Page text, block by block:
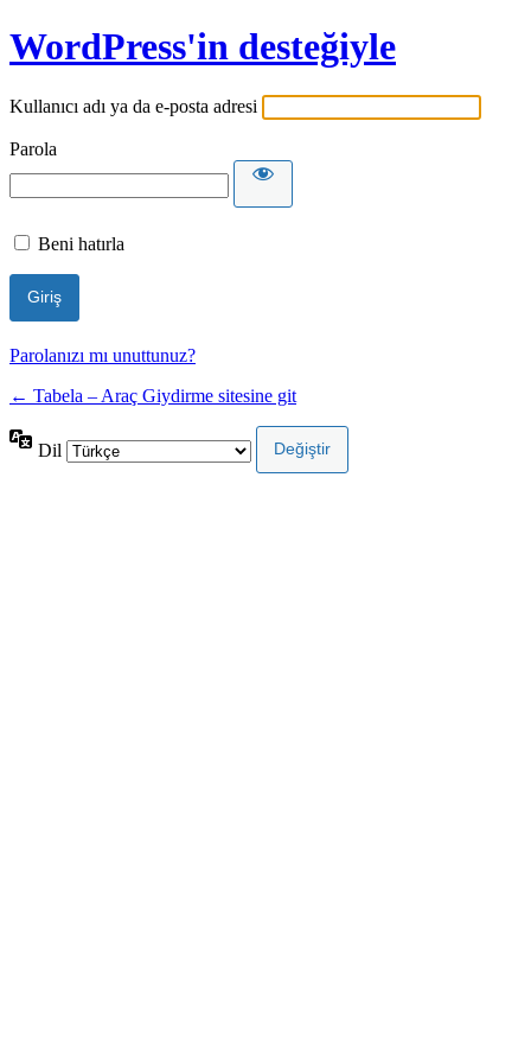
WordPress'in desteğiyle
Kullanıcı adı ya da e-posta adresi
Parola
Beni hatırla
Parolanızı mı unuttunuz?
← Tabela – Araç Giydirme sitesine git
Dil